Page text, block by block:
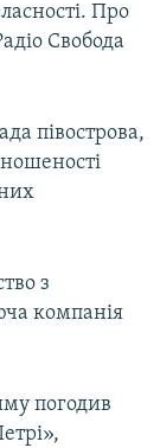
Про
Свобода
півострова,
з
компанія
погодив